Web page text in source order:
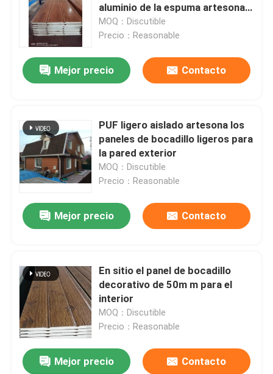
aluminio de la espuma artesona
la pared externa
MOQ：Discutible
Precio：Reasonable
Mejor precio Contacto
PUF ligero aislado artesona los
paneles de bocadillo ligeros para
la pared exterior
MOQ：Discutible
Precio：Reasonable
Mejor precio Contacto
En sitio el panel de bocadillo
decorativo de 50m m para el
interior
MOQ：Discutible
Precio：Reasonable
Mejor precio Contacto